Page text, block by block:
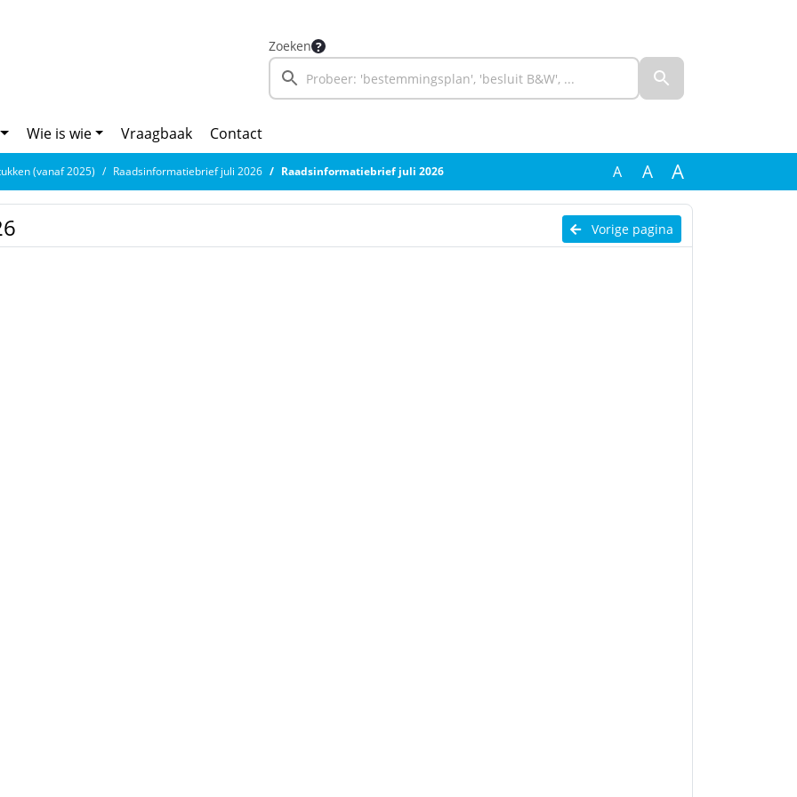
Zoeken
Wie is wie Vraagbaak Contact
(vanaf 2025) Raadsinformatiebrief juli 2026 Raadsinformatiebrief juli 2026 A A A
Vorige pagina